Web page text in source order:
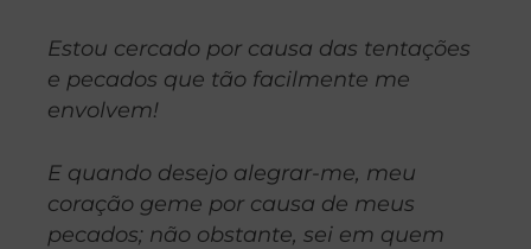
Estou cercado por causa das tentações
e pecados que tão facilmente me
envolvem!
E quando desejo alegrar-me, meu
coração geme por causa de meus
pecados; não obstante, sei em quem